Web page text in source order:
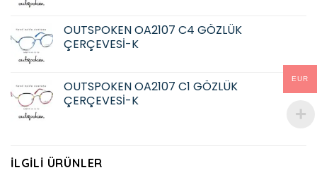
OUTSPOKEN OA2107 C4 GÖZLÜK
ÇERÇEVESİ-K
OUTSPOKEN OA2107 C1 GÖZLÜK
ÇERÇEVESİ-K
İLGILI ÜRÜNLER
EUR